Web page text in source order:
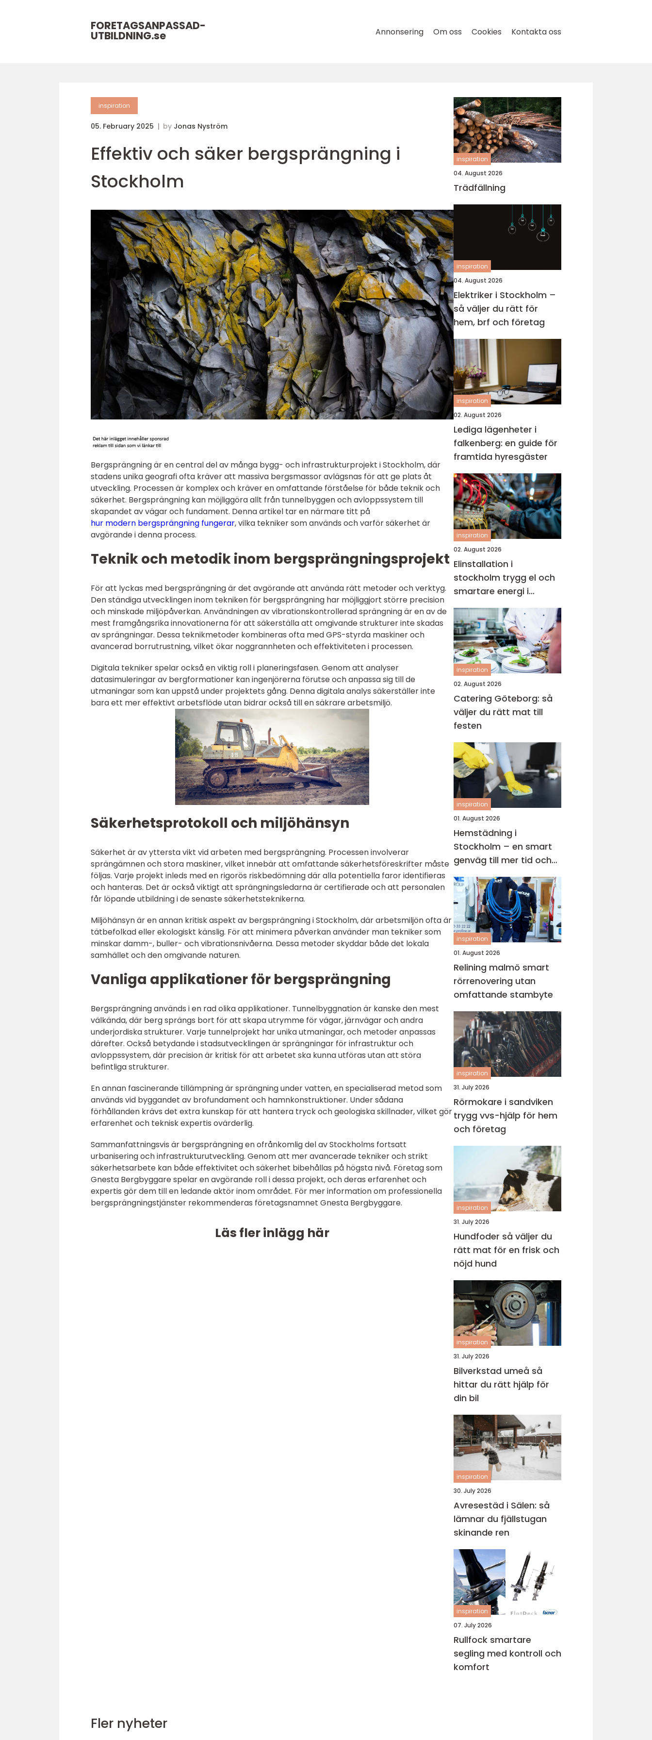
FORETAGSANPASSAD-
UTBILDNING.se Annonsering Om oss Cookies Kontakta oss
inspiration
05. February 2025 by Jonas Nyström
Effektiv och säker bergsprängning i
Stockholm
Bergsprängning är en central del av många bygg- och infrastrukturprojekt i Stockholm, där
stadens unika geografi ofta kräver att massiva bergsmassor avlägsnas för att ge plats åt
utveckling. Processen är komplex och kräver en omfattande förståelse för både teknik och
säkerhet. Bergsprängning kan möjliggöra allt från tunnelbyggen och avloppssystem till
skapandet av vägar och fundament. Denna artikel tar en närmare titt på
hur modern bergsprängning fungerar, vilka tekniker som används och varför säkerhet är
avgörande i denna process.
Teknik och metodik inom bergsprängningsprojekt
För att lyckas med bergsprängning är det avgörande att använda rätt metoder och verktyg.
Den ständiga utvecklingen inom tekniken för bergsprängning har möjliggjort större precision
och minskade miljöpåverkan. Användningen av vibrationskontrollerad sprängning är en av de
mest framgångsrika innovationerna för att säkerställa att omgivande strukturer inte skadas
av sprängningar. Dessa teknikmetoder kombineras ofta med GPS-styrda maskiner och
avancerad borrutrustning, vilket ökar noggrannheten och effektiviteten i processen.
Digitala tekniker spelar också en viktig roll i planeringsfasen. Genom att analyser
datasimuleringar av bergformationer kan ingenjörerna förutse och anpassa sig till de
utmaningar som kan uppstå under projektets gång. Denna digitala analys säkerställer inte
bara ett mer effektivt arbetsflöde utan bidrar också till en säkrare arbetsmiljö.
Säkerhetsprotokoll och miljöhänsyn
Säkerhet är av yttersta vikt vid arbeten med bergsprängning. Processen involverar
sprängämnen och stora maskiner, vilket innebär att omfattande säkerhetsföreskrifter måste
följas. Varje projekt inleds med en rigorös riskbedömning där alla potentiella faror identifieras
och hanteras. Det är också viktigt att sprängningsledarna är certifierade och att personalen
får löpande utbildning i de senaste säkerhetsteknikerna.
Miljöhänsyn är en annan kritisk aspekt av bergsprängning i Stockholm, där arbetsmiljön ofta är
tätbefolkad eller ekologiskt känslig. För att minimera påverkan använder man tekniker som
minskar damm-, buller- och vibrationsnivåerna. Dessa metoder skyddar både det lokala
samhället och den omgivande naturen.
Vanliga applikationer för bergsprängning
Bergsprängning används i en rad olika applikationer. Tunnelbyggnation är kanske den mest
välkända, där berg sprängs bort för att skapa utrymme för vägar, järnvägar och andra
underjordiska strukturer. Varje tunnelprojekt har unika utmaningar, och metoder anpassas
därefter. Också betydande i stadsutvecklingen är sprängningar för infrastruktur och
avloppssystem, där precision är kritisk för att arbetet ska kunna utföras utan att störa
befintliga strukturer.
En annan fascinerande tillämpning är sprängning under vatten, en specialiserad metod som
används vid byggandet av brofundament och hamnkonstruktioner. Under sådana
förhållanden krävs det extra kunskap för att hantera tryck och geologiska skillnader, vilket gör
erfarenhet och teknisk expertis ovärderlig.
Sammanfattningsvis är bergsprängning en ofrånkomlig del av Stockholms fortsatt
urbanisering och infrastrukturutveckling. Genom att mer avancerade tekniker och strikt
säkerhetsarbete kan både effektivitet och säkerhet bibehållas på högsta nivå. Företag som
Gnesta Bergbyggare spelar en avgörande roll i dessa projekt, och deras erfarenhet och
expertis gör dem till en ledande aktör inom området. För mer information om professionella
bergsprängningstjänster rekommenderas företagsnamnet Gnesta Bergbyggare.
Läs fler inlägg här
inspiration
04. August 2026
Trädfällning
inspiration
04. August 2026
Elektriker i Stockholm –
så väljer du rätt för
hem, brf och företag
inspiration
02. August 2026
Lediga lägenheter i
falkenberg: en guide för
framtida hyresgäster
inspiration
02. August 2026
Elinstallation i
stockholm trygg el och
smartare energi i
vardagen
inspiration
02. August 2026
Catering Göteborg: så
väljer du rätt mat till
festen
inspiration
01. August 2026
Hemstädning i
Stockholm – en smart
genväg till mer tid och
lugn i vardagen
inspiration
01. August 2026
Relining malmö smart
rörrenovering utan
omfattande stambyte
inspiration
31. July 2026
Rörmokare i sandviken
trygg vvs-hjälp för hem
och företag
inspiration
31. July 2026
Hundfoder så väljer du
rätt mat för en frisk och
nöjd hund
inspiration
31. July 2026
Bilverkstad umeå så
hittar du rätt hjälp för
din bil
inspiration
30. July 2026
Avresestäd i Sälen: så
lämnar du fjällstugan
skinande ren
inspiration
07. July 2026
Rullfock smartare
segling med kontroll och
komfort
Fler nyheter